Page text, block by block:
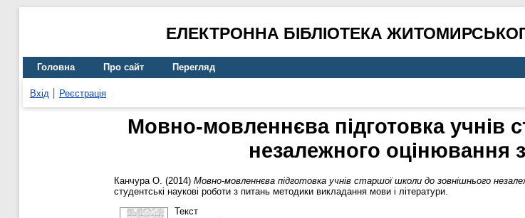
ЕЛЕКТРОННА БІБЛІОТЕКА
Головна Про сайт Перегляд
Вхід Реєстрація
Мовно-мовленнєва підготовка учнів
незалежного оцінювання
Канчура О. (2014) Мовно-мовленнєва підготовка учнів старшої школи до зовнішнього
студентські наукові роботи з питань методики викладання мови і літератури.
Текст